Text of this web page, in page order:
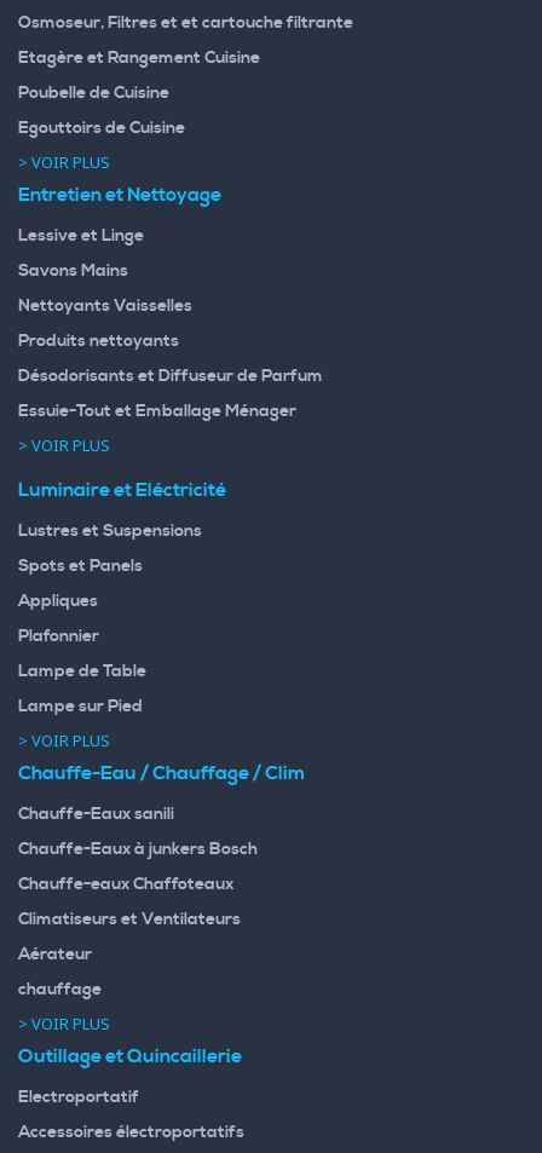
Osmoseur, Filtres et et cartouche filtrante
Etagère et Rangement Cuisine
Poubelle de Cuisine
Egouttoirs de Cuisine
> VOIR PLUS
Entretien et Nettoyage
Lessive et Linge
Savons Mains
Nettoyants Vaisselles
Produits nettoyants
Désodorisants et Diffuseur de Parfum
Essuie-Tout et Emballage Ménager
> VOIR PLUS
Luminaire et Eléctricité
Lustres et Suspensions
Spots et Panels
Appliques
Plafonnier
Lampe de Table
Lampe sur Pied
> VOIR PLUS
Chauffe-Eau / Chauffage / Clim
Chauffe-Eaux sanili
Chauffe-Eaux à junkers Bosch
Chauffe-eaux Chaffoteaux
Climatiseurs et Ventilateurs
Aérateur
chauffage
> VOIR PLUS
Outillage et Quincaillerie
Electroportatif
Accessoires électroportatifs